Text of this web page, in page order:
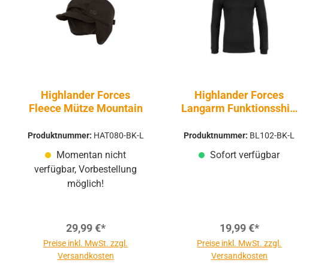
Highlander Forces
Fleece Mütze Mountain
Produktnummer: HAT080-BK-L
Momentan nicht
verfügbar, Vorbestellung
möglich!
29,99 €*
Preise inkl. MwSt. zzgl.
Versandkosten
Highlander Forces
Langarm Funktionsshirt
Produktnummer: BL102-BK-L
Sofort verfügbar
19,99 €*
Preise inkl. MwSt. zzgl.
Versandkosten